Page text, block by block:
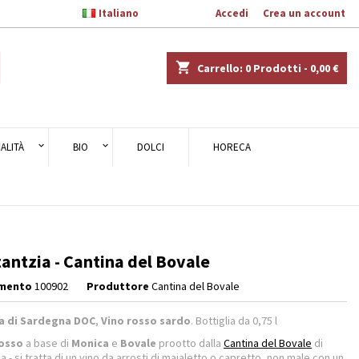
Accedi Crea un account
Italiano
shopping_cart Carrello: 0 Prodotti - 0,00 €
BIO DOLCI HORECA
- Cantina del Bovale
100902 Produttore Cantina del Bovale
di Sardegna DOC, Vino rosso sardo. Bottiglia da 0,75 l
a base di Monica e Bovale prootto dalla Cantina del Bovale di